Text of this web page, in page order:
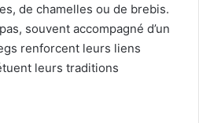
de chamelles ou de brebis.
souvent accompagné d’un
renforcent leurs liens
leurs traditions